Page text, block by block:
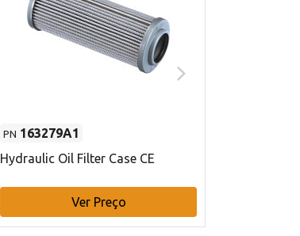
PN 163279A1
Hydraulic Oil Filter Case CE
Ver Preço